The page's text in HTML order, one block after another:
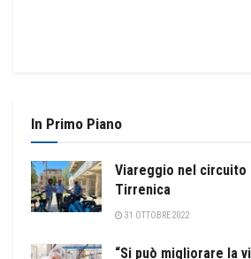
In Primo Piano
Viareggio nel circuito
Tirrenica
31 OTTOBRE 2022
“Si può migliorare la